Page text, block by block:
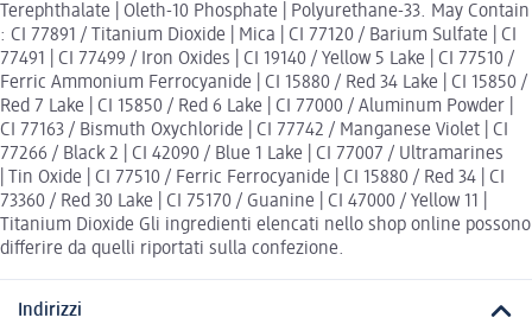
Terephthalate | Oleth-10 Phosphate | Polyurethane-33. May Contain
: CI 77891 / Titanium Dioxide | Mica | CI 77120 / Barium Sulfate | CI
77491 | CI 77499 / Iron Oxides | CI 19140 / Yellow 5 Lake | CI 77510 /
Ferric Ammonium Ferrocyanide | CI 15880 / Red 34 Lake | CI 15850 /
Red 7 Lake | CI 15850 / Red 6 Lake | CI 77000 / Aluminum Powder |
CI 77163 / Bismuth Oxychloride | CI 77742 / Manganese Violet | CI
77266 / Black 2 | CI 42090 / Blue 1 Lake | CI 77007 / Ultramarines
| Tin Oxide | CI 77510 / Ferric Ferrocyanide | CI 15880 / Red 34 | CI
73360 / Red 30 Lake | CI 75170 / Guanine | CI 47000 / Yellow 11 |
Titanium Dioxide Gli ingredienti elencati nello shop online possono
differire da quelli riportati sulla confezione.
Indirizzi